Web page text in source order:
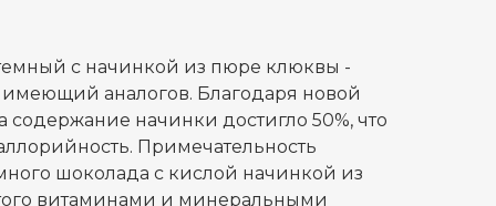
с начинкой из пюре клюквы -
аналогов. Благодаря новой
содержание начинки достигло 50%, что
Примечательность
шоколада с кислой начинкой из
витаминами и минеральными
масло
и уксус